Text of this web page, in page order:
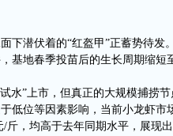
下潜伏着的“红盔甲”正蓄势待发
基地春季投苗后的生长周期缩短
水”上市，但真正的大规模捕捞
低位等因素影响，当前小龙虾市
，均高于去年同期水平，展现出